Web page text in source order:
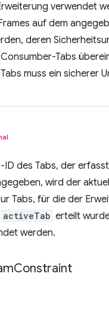
verwendet
auf dem
deren
Tabs
muss ein sicherer
ID des Tabs, der
wird der
Tabs, für die der
activeTab erteilt
werden.
Constraint